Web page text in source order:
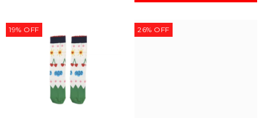
19% OFF 26% OFF